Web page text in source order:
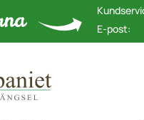
E-post: